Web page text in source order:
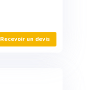
Recevoir un devis